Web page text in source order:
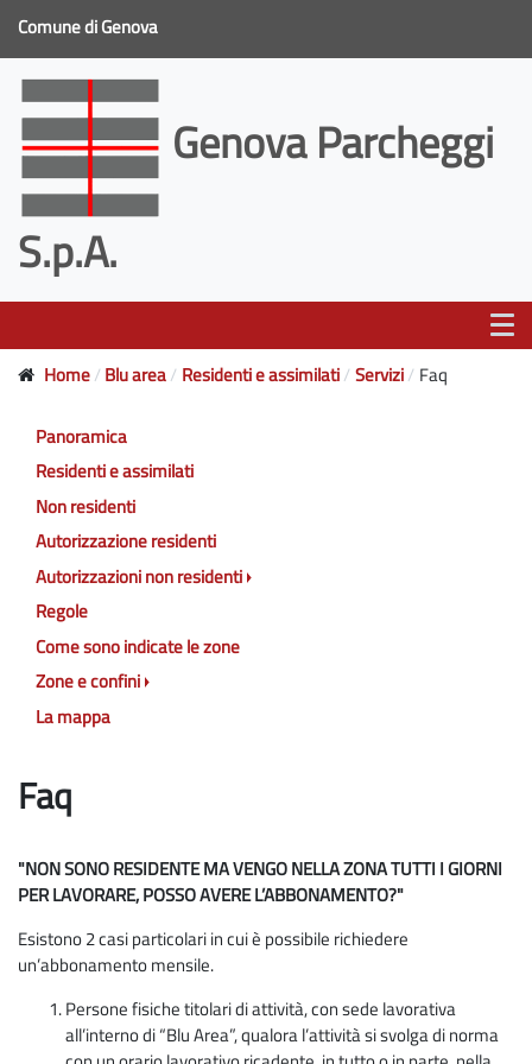
Comune di Genova
Genova Parcheggi
S.p.A.
Home Blu area Residenti e assimilati Servizi Faq
Faq
"NON SONO RESIDENTE MA VENGO NELLA ZONA TUTTI I GIORNI
PER LAVORARE, POSSO AVERE L’ABBONAMENTO?"
Esistono 2 casi particolari in cui è possibile richiedere
un’abbonamento mensile.
Persone fisiche titolari di attività, con sede lavorativa
all’interno di “Blu Area”, qualora l’attività si svolga di norma
Panoramica
Residenti e assimilati
Non residenti
Autorizzazione residenti
Autorizzazioni non residenti
Regole
Come sono indicate le zone
Zone e confini
La mappa